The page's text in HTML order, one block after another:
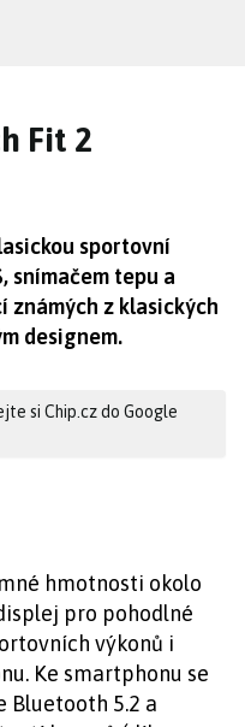
Fit 2
sportovní
snímačem tepu a
známých z klasických
designem.
si Chip.cz do Google
hmotnosti okolo
pro pohodlné
výkonů i
Ke smartphonu se
5.2 a